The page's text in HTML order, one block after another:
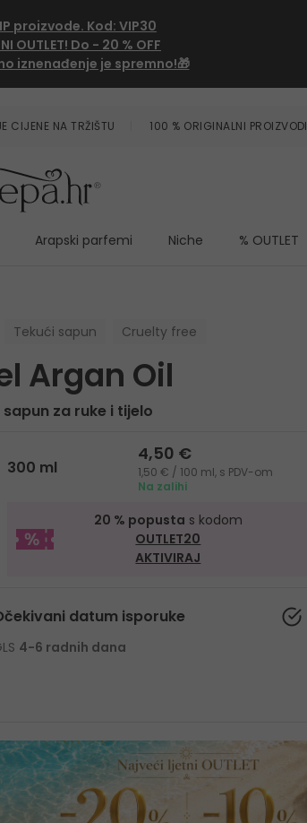
proizvode. Kod: VIP30
OUTLET! Do - 20 % OFF
iznenađenje je spremno!🎁
CIJENE NA TRŽIŠTU 100 % ORIGINALNI PROIZVODI
Arapski parfemi Niche % OUTLET
Tekući sapun Cruelty free
Argan Oil
sapun za ruke i tijelo
300 ml
4,50 €
1,50 € / 100 ml, s PDV-om
Na zalihi
20 % popusta s kodom
OUTLET20
AKTIVIRAJ
datum isporuke
4-6 radnih dana